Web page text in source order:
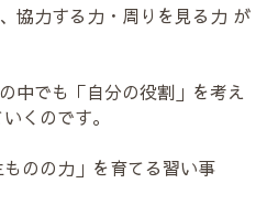
協力する力・周りを見る力 が
中でも「自分の役割」を考え
くのです。
のの力」を育てる習い事